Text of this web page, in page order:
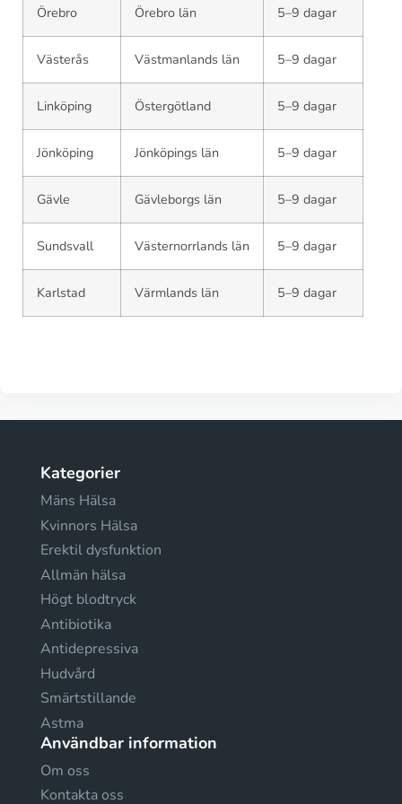
Örebro Örebro län 5–9 dagar
Västerås Västmanlands län 5–9 dagar
Linköping Östergötland 5–9 dagar
Jönköping Jönköpings län 5–9 dagar
Gävle Gävleborgs län 5–9 dagar
Sundsvall Västernorrlands län 5–9 dagar
Karlstad Värmlands län 5–9 dagar
Kategorier
Mäns Hälsa
Kvinnors Hälsa
Erektil dysfunktion
Allmän hälsa
Högt blodtryck
Antibiotika
Antidepressiva
Hudvård
Smärtstillande
Astma
Användbar information
Om oss
Kontakta oss